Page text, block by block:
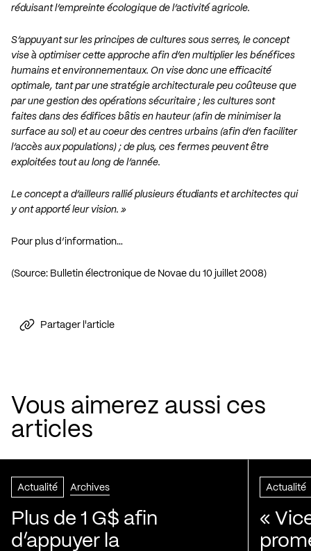
réduisant l’empreinte écologique de l’activité agricole.
S’appuyant sur les principes de cultures sous serres, le concept
vise à optimiser cette approche afin d’en multiplier les bénéfices
humains et environnementaux. On vise donc une efficacité
optimale, tant par une stratégie architecturale peu coûteuse que
par une gestion des opérations sécuritaire ; les cultures sont
faites dans des édifices bâtis en hauteur (afin de minimiser la
surface au sol) et au coeur des centres urbains (afin d’en faciliter
l’accès aux populations) ; de plus, ces fermes peuvent être
exploitées tout au long de l’année.
Le concept a d’ailleurs rallié plusieurs étudiants et architectes qui
y ont apporté leur vision. »
Pour plus d’information…
(Source: Bulletin électronique de Novae du 10 juillet 2008)
Partager l'article
Vous aimerez aussi ces
articles
Actualité Archives
Plus de 1 G$ afin
d’appuyer la
Actualité
«